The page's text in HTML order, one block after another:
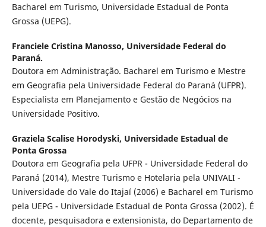
Bacharel em Turismo, Universidade Estadual de Ponta
Grossa (UEPG).
Franciele Cristina Manosso, Universidade Federal do
Paraná.
Doutora em Administração. Bacharel em Turismo e Mestre
em Geografia pela Universidade Federal do Paraná (UFPR).
Especialista em Planejamento e Gestão de Negócios na
Universidade Positivo.
Graziela Scalise Horodyski, Universidade Estadual de
Ponta Grossa
Doutora em Geografia pela UFPR - Universidade Federal do
Paraná (2014), Mestre Turismo e Hotelaria pela UNIVALI -
Universidade do Vale do Itajaí (2006) e Bacharel em Turismo
pela UEPG - Universidade Estadual de Ponta Grossa (2002). É
docente, pesquisadora e extensionista, do Departamento de